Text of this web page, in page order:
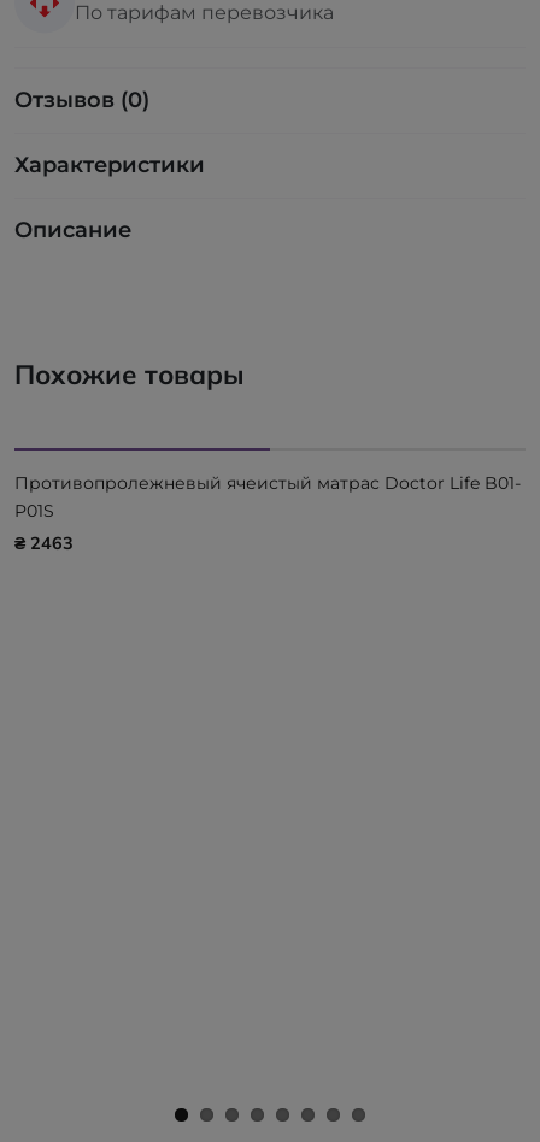
По тарифам перевозчика
Отзывов (0)
Характеристики
Описание
Похожие товары
Противопролежневый ячеистый матрас Doctor Life B01-
P01S
₴ 2463